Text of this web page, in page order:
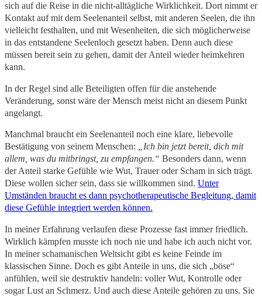
sich auf die Reise in die nicht-alltägliche Wirklichkeit. Dort nimmt er
Kontakt auf mit dem Seelenanteil selbst, mit anderen Seelen, die ihn
vielleicht festhalten, und mit Wesenheiten, die sich möglicherweise
in das entstandene Seelenloch gesetzt haben. Denn auch diese
müssen bereit sein zu gehen, damit der Anteil wieder heimkehren
kann.
In der Regel sind alle Beteiligten offen für die anstehende
Veränderung, sonst wäre der Mensch meist nicht an diesem Punkt
angelangt.
Manchmal braucht ein Seelenanteil noch eine klare, liebevolle
Bestätigung von seinem Menschen:
„Ich bin jetzt bereit, dich mit
allem, was du mitbringst, zu empfangen.“ Besonders dann, wenn
der Anteil starke Gefühle wie Wut, Trauer oder Scham in sich trägt.
Diese wollen sicher sein, dass sie willkommen sind. Unter
Umständen braucht es dann psychotherapeutische Begleitung, damit
diese Gefühle integriert werden können.
In meiner Erfahrung verlaufen diese Prozesse fast immer friedlich.
Wirklich kämpfen musste ich noch nie und habe ich auch nicht vor.
In meiner schamanischen Weltsicht gibt es keine Feinde im
klassischen Sinne. Doch es gibt Anteile in uns, die sich „böse“
anfühlen, weil sie destruktiv handeln: voller Wut, Kontrolle oder
sogar Lust an Schmerz. Und auch diese Anteile gehören zu uns. Sie